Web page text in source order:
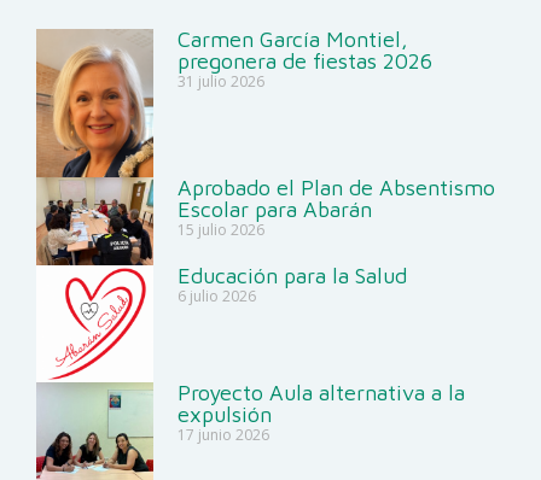
Carmen García Montiel,
pregonera de fiestas 2026
31 julio 2026
Aprobado el Plan de Absentismo
Escolar para Abarán
15 julio 2026
Educación para la Salud
6 julio 2026
Proyecto Aula alternativa a la
expulsión
17 junio 2026